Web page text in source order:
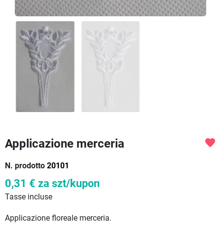
Applicazione merceria
N. prodotto 20101
favorite
0,31 € za szt/kupon
Tasse incluse
Applicazione floreale merceria.